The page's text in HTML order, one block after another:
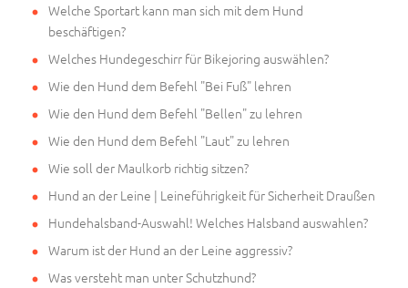
Welche Sportart kann man sich mit dem Hund
beschäftigen?
Welches Hundegeschirr für Bikejoring auswählen?
Wie den Hund dem Befehl "Bei Fuß" lehren
Wie den Hund dem Befehl "Bellen" zu lehren
Wie den Hund dem Befehl "Laut" zu lehren
Wie soll der Maulkorb richtig sitzen?
Hund an der Leine | Leineführigkeit für Sicherheit Draußen
Hundehalsband-Auswahl! Welches Halsband auswahlen?
Warum ist der Hund an der Leine aggressiv?
Was versteht man unter Schutzhund?